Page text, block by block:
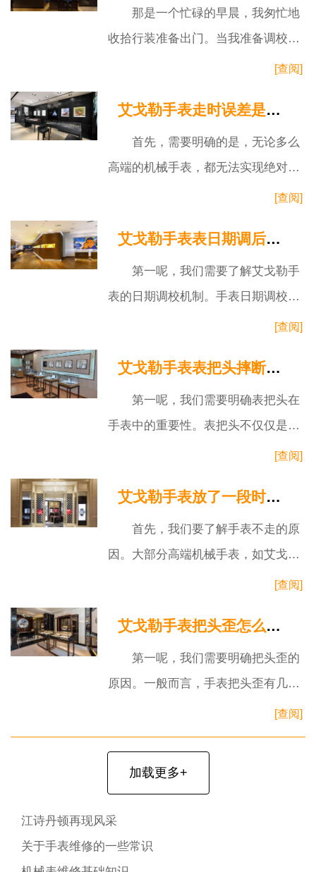
那是一个忙碌的早晨，我匆忙地
收拾行装准备出门。当我准备调校时
间时，突然感受到一个卡顿的感觉。
间，心中
[查阅]
艾戈勒手表走时误差是每天累计的吗
首先，需要明确的是，无论多么
高端的机械手表，都无法实现绝对的
精准。由于机械结构的复杂性，每只
的走时
[查阅]
艾戈勒手表表日期调后为什么不走了
第一呢，我们需要了解艾戈勒手
表的日期调校机制。手表日期调校通
常有两种方式：一种是通过表冠调
两种方式
[查阅]
艾戈勒手表表把头摔断了能修吗
第一呢，我们需要明确表把头在
手表中的重要性。表把头不仅仅是调
校时间的关键部件，也是手表上弦的
手表基
[查阅]
艾戈勒手表放了一段时间不走了
首先，我们要了解手表不走的原
因。大部分高端机械手表，如艾戈
勒，是靠手动上链或者自动上链来维
长时间没
[查阅]
艾戈勒手表把头歪怎么解决
第一呢，我们需要明确把头歪的
原因。一般而言，手表把头歪有几种
可能：一是受到外力撞击，二是内部
机芯磨损导致，三是由于使用不当比
[查阅]
加载更多+
江诗丹顿再现风采
关于手表维修的一些常识